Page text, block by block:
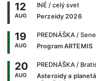
12
AUG
INÉ / celý svet
Perzeidy 2026
19
AUG
PREDNÁŠKA /
Program ARTEMIS
20
AUG
PREDNÁŠKA /
Asteroidy a